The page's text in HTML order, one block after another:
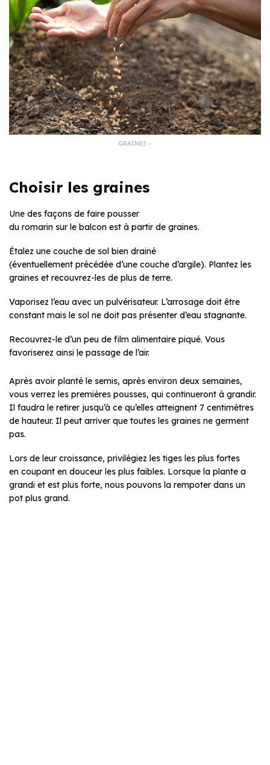
GRAINES –
Choisir les graines
Une des façons de faire pousser
du romarin sur le balcon est à partir de graines.
Étalez une couche de sol bien drainé
(éventuellement précédée d’une couche d’argile). Plantez les
graines et recouvrez-les de plus de terre.
Vaporisez l’eau avec un pulvérisateur. L’arrosage doit être
constant mais le sol ne doit pas présenter d’eau stagnante.
Recouvrez-le d’un peu de film alimentaire piqué. Vous
favoriserez ainsi le passage de l’air.
Après avoir planté le semis, après environ deux semaines,
vous verrez les premières pousses, qui continueront à grandir.
Il faudra le retirer jusqu’à ce qu’elles atteignent 7 centimètres
de hauteur. Il peut arriver que toutes les graines ne germent
pas.
Lors de leur croissance, privilégiez les tiges les plus fortes
en coupant en douceur les plus faibles. Lorsque la plante a
grandi et est plus forte, nous pouvons la rempoter dans un
pot plus grand.